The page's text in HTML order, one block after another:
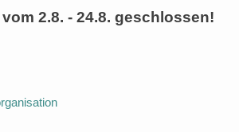
2.8. - 24.8. geschlossen!